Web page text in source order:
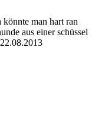
man hart ran
aus einer schüssel